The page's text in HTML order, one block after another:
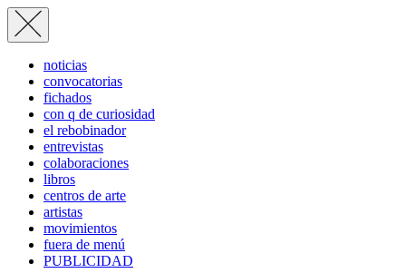
noticias
convocatorias
fichados
con q de curiosidad
el rebobinador
entrevistas
colaboraciones
libros
centros de arte
artistas
movimientos
fuera de menú
PUBLICIDAD